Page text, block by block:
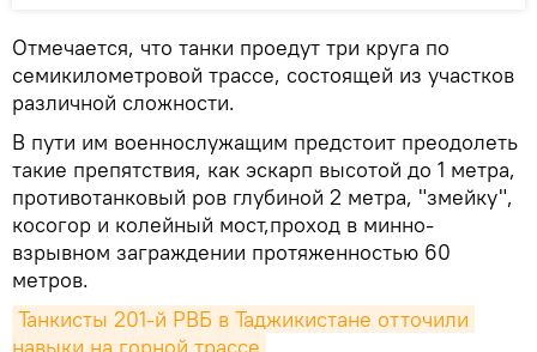
Отмечается, что танки проедут три круга по
семикилометровой трассе, состоящей из участков
различной сложности.
В пути им военнослужащим предстоит преодолеть
такие препятствия, как эскарп высотой до 1 метра,
противотанковый ров глубиной 2 метра, "змейку",
косогор и колейный мост,проход в минно-
взрывном заграждении протяженностью 60
метров.
Танкисты 201-й РВБ в Таджикистане отточили